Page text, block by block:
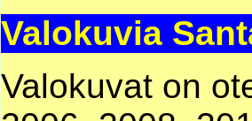
Valokuvia
Valokuvat on